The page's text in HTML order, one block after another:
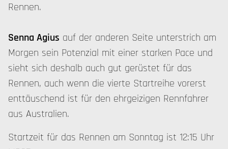
Rennen.
Senna Agius auf der anderen Seite unterstrich am
Morgen sein Potenzial mit einer starken Pace und
sieht sich deshalb auch gut gerüstet für das
Rennen, auch wenn die vierte Startreihe vorerst
enttäuschend ist für den ehrgeizigen Rennfahrer
aus Australien.
Startzeit für das Rennen am Sonntag ist 12:15 Uhr